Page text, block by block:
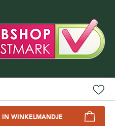
IN WINKELMANDJE